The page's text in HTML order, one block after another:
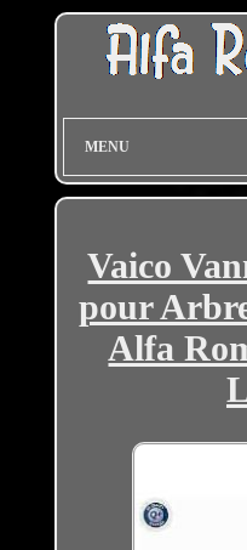
MENU
Vaico
pour
Alfa